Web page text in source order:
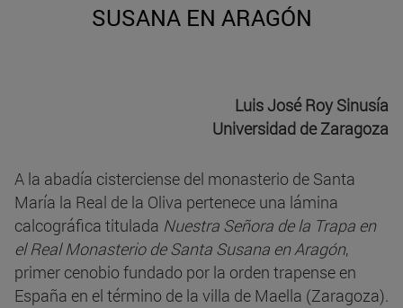
SUSANA EN ARAGÓN
Luis José Roy Sinusía
Universidad de Zaragoza
A la abadía cisterciense del monasterio de Santa
María la Real de la Oliva pertenece una lámina
calcográfica titulada Nuestra Señora de la Trapa en
el Real Monasterio de Santa Susana en Aragón,
primer cenobio fundado por la orden trapense en
España en el término de la villa de Maella (Zaragoza).